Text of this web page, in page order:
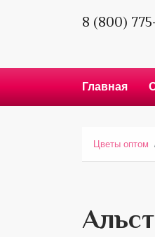
8 (800)
Главная
Цветы оптом